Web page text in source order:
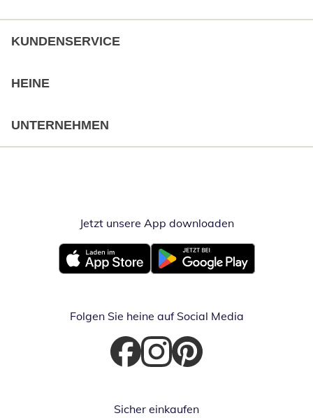
KUNDENSERVICE
HEINE
UNTERNEHMEN
Jetzt unsere App downloadenÖffnet in
Öffnet in neuem FensterÖffnet in neuem Fenster
Folgen Sie heine auf Social Media
Öffnet in neuem Fenster
Öffnet in neuem Fenster
Öffnet in neuem Fenster
Sicher einkaufen